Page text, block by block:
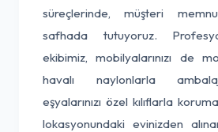
süreçlerinde, müşteri
safhada tutuyoruz.
ekibimiz, mobilyalarınızı de
havalı naylonlarla
eşyalarınızı özel kılıflarla
lokasyonundaki evinizden